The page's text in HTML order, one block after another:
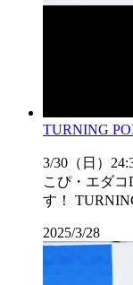
TURNING
3/30（日）
こぴ・エダ
す！
2025/3/28